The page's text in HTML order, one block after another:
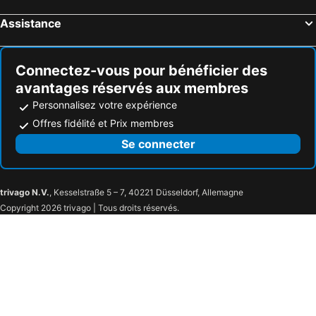
Hôtels Cazilhac
Assistance
Connectez-vous pour bénéficier des
avantages réservés aux membres
Personnalisez votre expérience
Offres fidélité et Prix membres
Se connecter
trivago N.V., Kesselstraße 5 – 7, 40221 Düsseldorf, Allemagne
Copyright 2026 trivago | Tous droits réservés.